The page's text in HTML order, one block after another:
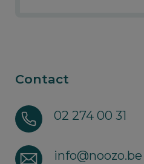
Contact
02 274 00 31
info@noozo.be